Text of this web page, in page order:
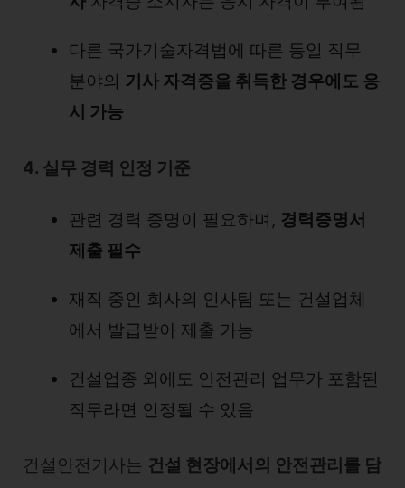
다른 국가기술자격법에 따른 동일 직무
분야의 기사 자격증을 취득한 경우에도 응
시 가능
4. 실무 경력 인정 기준
관련 경력 증명이 필요하며, 경력증명서
제출 필수
재직 중인 회사의 인사팀 또는 건설업체
에서 발급받아 제출 가능
건설업종 외에도 안전관리 업무가 포함된
직무라면 인정될 수 있음
건설안전기사는 건설 현장에서의 안전관리를 담